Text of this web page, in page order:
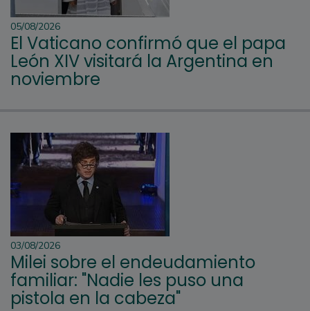
05/08/2026
El Vaticano confirmó que el papa
León XIV visitará la Argentina en
noviembre
03/08/2026
Milei sobre el endeudamiento
familiar: "Nadie les puso una
pistola en la cabeza"